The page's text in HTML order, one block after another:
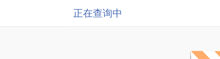
正在查询中